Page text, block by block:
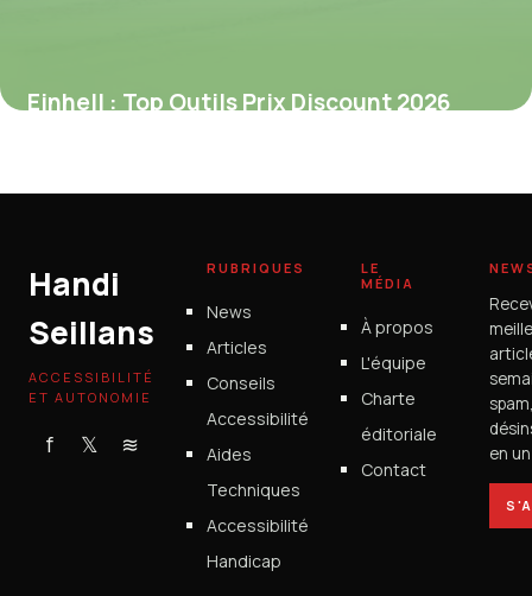
Einhell : Top Outils Prix Discount 2026
Handi
Seillans
ACCESSIBILITÉ
ET AUTONOMIE
f 𝕏 ≋
RUBRIQUES
News
Articles
Conseils
Accessibilité
Aides
Techniques
Accessibilité
Handicap
LE
MÉDIA
À propos
L'équipe
Charte
éditoriale
Contact
en